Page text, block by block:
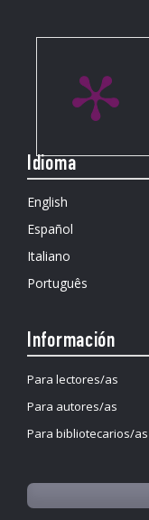
Idioma
English
Español
Italiano
Português
Información
Para lectores/as
Para autores/as
Para bibliotecarios/as